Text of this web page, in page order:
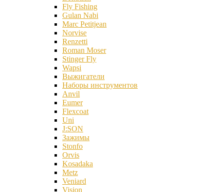
Fly Fishing
Gulan Nabi
Marc Petitjean
Norvise
Renzetti
Roman Moser
Stinger Fly
Wapsi
Выжигатели
Наборы инструментов
Anvil
Eumer
Flexcoat
Uni
J:SON
Зажимы
Stonfo
Orvis
Kosadaka
Metz
Veniard
Vision